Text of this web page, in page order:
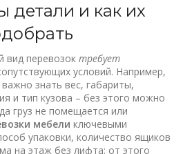
детали и как их
вид перевозок требует
условий. Например,
важно знать вес, габариты,
и тип кузова – без этого можно
груз не помещается или
мебели ключевыми
упаковки, количество ящиков
на этаж без лифта; от этого